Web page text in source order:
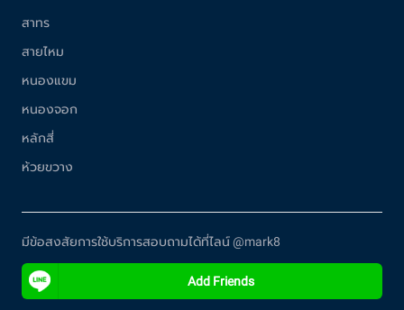
สาทร
สายไหม
หนองแขม
หนองจอก
หลักสี่
ห้วยขวาง
มีข้อสงสัยการใช้บริการสอบถามได้ที่ไลน์ @mark8
Add Friends